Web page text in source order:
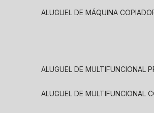
ALUGUEL DE MÁQUINA
ALUGUEL DE MULTIFUNCIONAL
ALUGUEL DE MULTIFUNCIONAL